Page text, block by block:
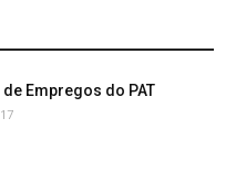
Empregos do PAT